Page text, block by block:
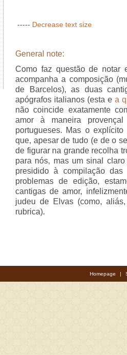
----- Decrease text size
General note:
Como faz questão de notar
acompanha a composição
de Barcelos), as duas
apógrafos italianos (esta e a
não coincide exatamente
amor à maneira
portugueses. Mas o
que, apesar de tudo (e de o
de figurar na grande recolha
para nós, mas um sinal
presidido à compilação das
problemas de edição,
cantigas de amor,
judeu de Elvas (como,
rubrica).
Homepage |